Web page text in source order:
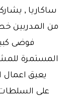
من المدربين
فوضى
المستمرة
يعيق
على